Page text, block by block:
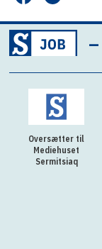
Oversætter til
Mediehuset
Sermitsiaq